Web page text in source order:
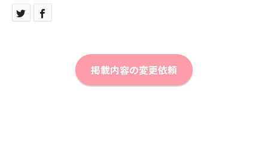
掲載内容の変更依頼